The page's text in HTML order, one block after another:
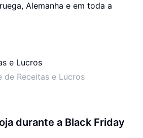
Alemanha e em toda a
de Receitas e Lucros
durante a Black Friday